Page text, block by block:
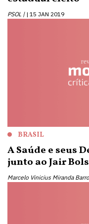
PSOL | 15 JAN 2019
BRASIL
A Saúde e seus
junto ao Jair
Marcelo Vinicius Miranda